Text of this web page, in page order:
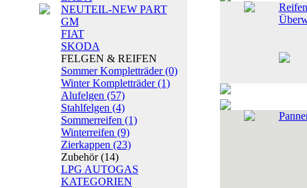
NEUTEIL-NEW PART
GM
FIAT
SKODA
FELGEN & REIFEN
Sommer Kompletträder(0)
Winter Kompletträder(1)
Alufelgen (57)
Stahlfelgen (4)
Sommerreifen (1)
Winterreifen (9)
Zierkappen (23)
Zubehör(14)
LPG AUTOGAS
KATEGORIEN